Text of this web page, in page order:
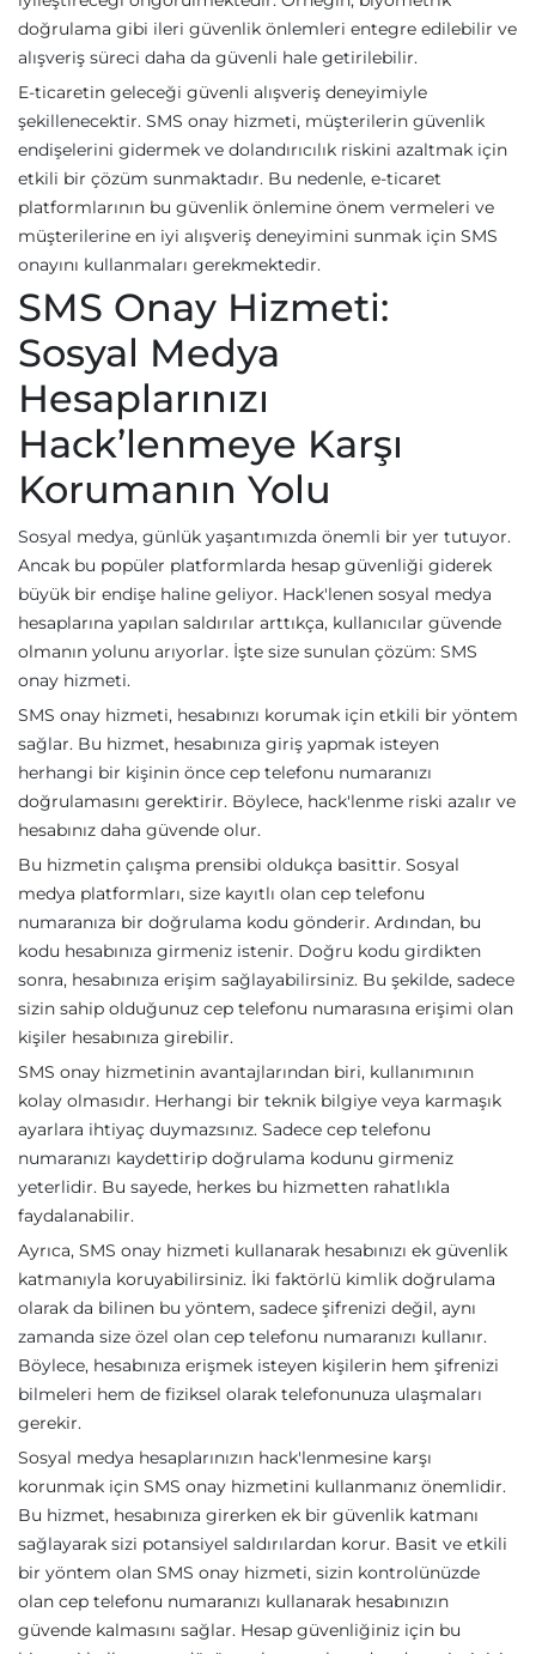
doğrulama gibi ileri güvenlik önlemleri entegre edilebilir ve
alışveriş süreci daha da güvenli hale getirilebilir.
E-ticaretin geleceği güvenli alışveriş deneyimiyle
şekillenecektir. SMS onay hizmeti, müşterilerin güvenlik
endişelerini gidermek ve dolandırıcılık riskini azaltmak için
etkili bir çözüm sunmaktadır. Bu nedenle, e-ticaret
platformlarının bu güvenlik önlemine önem vermeleri ve
müşterilerine en iyi alışveriş deneyimini sunmak için SMS
onayını kullanmaları gerekmektedir.
SMS Onay Hizmeti:
Sosyal Medya
Hesaplarınızı
Hack’lenmeye Karşı
Korumanın Yolu
Sosyal medya, günlük yaşantımızda önemli bir yer tutuyor.
Ancak bu popüler platformlarda hesap güvenliği giderek
büyük bir endişe haline geliyor. Hack'lenen sosyal medya
hesaplarına yapılan saldırılar arttıkça, kullanıcılar güvende
olmanın yolunu arıyorlar. İşte size sunulan çözüm: SMS
onay hizmeti.
SMS onay hizmeti, hesabınızı korumak için etkili bir yöntem
sağlar. Bu hizmet, hesabınıza giriş yapmak isteyen
herhangi bir kişinin önce cep telefonu numaranızı
doğrulamasını gerektirir. Böylece, hack'lenme riski azalır ve
hesabınız daha güvende olur.
Bu hizmetin çalışma prensibi oldukça basittir. Sosyal
medya platformları, size kayıtlı olan cep telefonu
numaranıza bir doğrulama kodu gönderir. Ardından, bu
kodu hesabınıza girmeniz istenir. Doğru kodu girdikten
sonra, hesabınıza erişim sağlayabilirsiniz. Bu şekilde, sadece
sizin sahip olduğunuz cep telefonu numarasına erişimi olan
kişiler hesabınıza girebilir.
SMS onay hizmetinin avantajlarından biri, kullanımının
kolay olmasıdır. Herhangi bir teknik bilgiye veya karmaşık
ayarlara ihtiyaç duymazsınız. Sadece cep telefonu
numaranızı kaydettirip doğrulama kodunu girmeniz
yeterlidir. Bu sayede, herkes bu hizmetten rahatlıkla
faydalanabilir.
Ayrıca, SMS onay hizmeti kullanarak hesabınızı ek güvenlik
katmanıyla koruyabilirsiniz. İki faktörlü kimlik doğrulama
olarak da bilinen bu yöntem, sadece şifrenizi değil, aynı
zamanda size özel olan cep telefonu numaranızı kullanır.
Böylece, hesabınıza erişmek isteyen kişilerin hem şifrenizi
bilmeleri hem de fiziksel olarak telefonunuza ulaşmaları
gerekir.
Sosyal medya hesaplarınızın hack'lenmesine karşı
korunmak için SMS onay hizmetini kullanmanız önemlidir.
Bu hizmet, hesabınıza girerken ek bir güvenlik katmanı
sağlayarak sizi potansiyel saldırılardan korur. Basit ve etkili
bir yöntem olan SMS onay hizmeti, sizin kontrolünüzde
olan cep telefonu numaranızı kullanarak hesabınızın
güvende kalmasını sağlar. Hesap güvenliğiniz için bu